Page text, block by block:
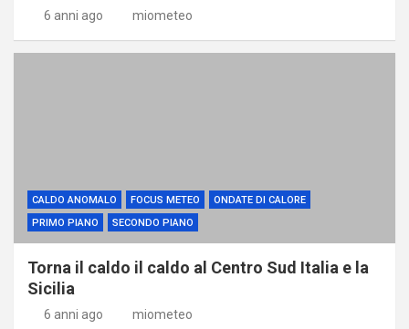
6 anni ago miometeo
CALDO ANOMALO FOCUS METEO
ONDATE DI CALORE
PRIMO PIANO
SECONDO PIANO
Torna il caldo il caldo al Centro Sud Italia e la
Sicilia
6 anni ago miometeo